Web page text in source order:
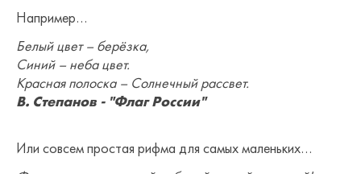
Например…
Белый цвет – берёзка,
Синий – неба цвет.
Красная полоска – Солнечный рассвет.
В. Степанов - "Флаг России"
Или совсем простая рифма для самых маленьких…